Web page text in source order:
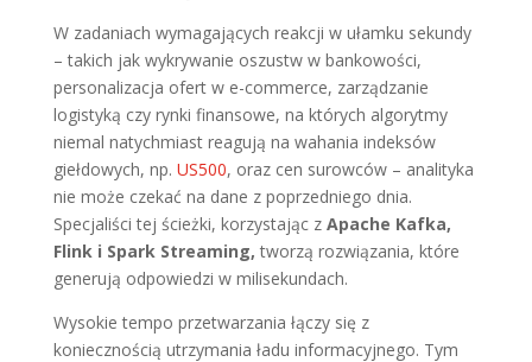
W zadaniach wymagających reakcji w ułamku sekundy
– takich jak wykrywanie oszustw w bankowości,
personalizacja ofert w e-commerce, zarządzanie
logistyką czy rynki finansowe, na których algorytmy
niemal natychmiast reagują na wahania indeksów
giełdowych, np. US500, oraz cen surowców – analityka
nie może czekać na dane z poprzedniego dnia.
Specjaliści tej ścieżki, korzystając z Apache Kafka,
Flink i Spark Streaming, tworzą rozwiązania, które
generują odpowiedzi w milisekundach.
Wysokie tempo przetwarzania łączy się z
koniecznością utrzymania ładu informacyjnego. Tym